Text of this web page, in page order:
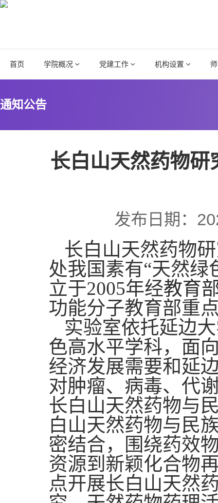
首页 学院概况 党建工作 机构设置
通知公告
长白山天然药物
发布日期：
长白山天然药物
处我国素有“天然绿
立于2005年经教育
功能分子教育部重
实验室依托延边
色高水平学科，面
经济发展需要和延
对肿瘤、病毒、代
长白山天然药物与
白山天然药物与民
密结合，围绕药效
资源到新颖化合物
点开展长白山天然